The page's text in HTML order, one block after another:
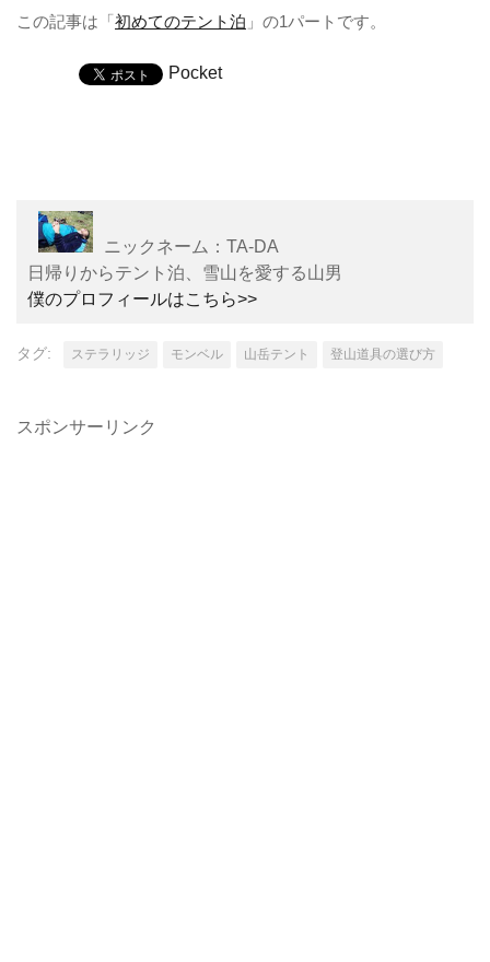
この記事は「初めてのテント泊 」の1パートです。
Pocket
ニックネーム：TA-DA
日帰りからテント泊、雪山を愛する山男
僕のプロフィールはこちら>>
タグ: ステラリッジ モンベル 山岳テント 登山道具の選び方
スポンサーリンク